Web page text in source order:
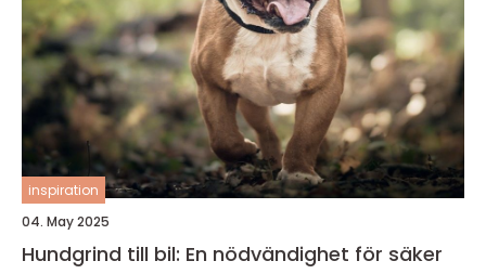
inspiration
04. May 2025
Hundgrind till bil: En nödvändighet för säker